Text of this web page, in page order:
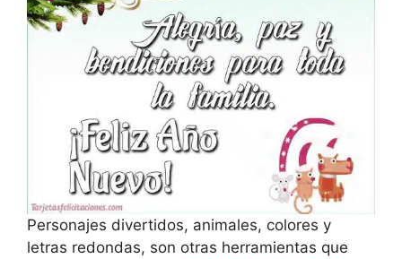
Personajes divertidos, animales, colores y
letras redondas, son otras herramientas que